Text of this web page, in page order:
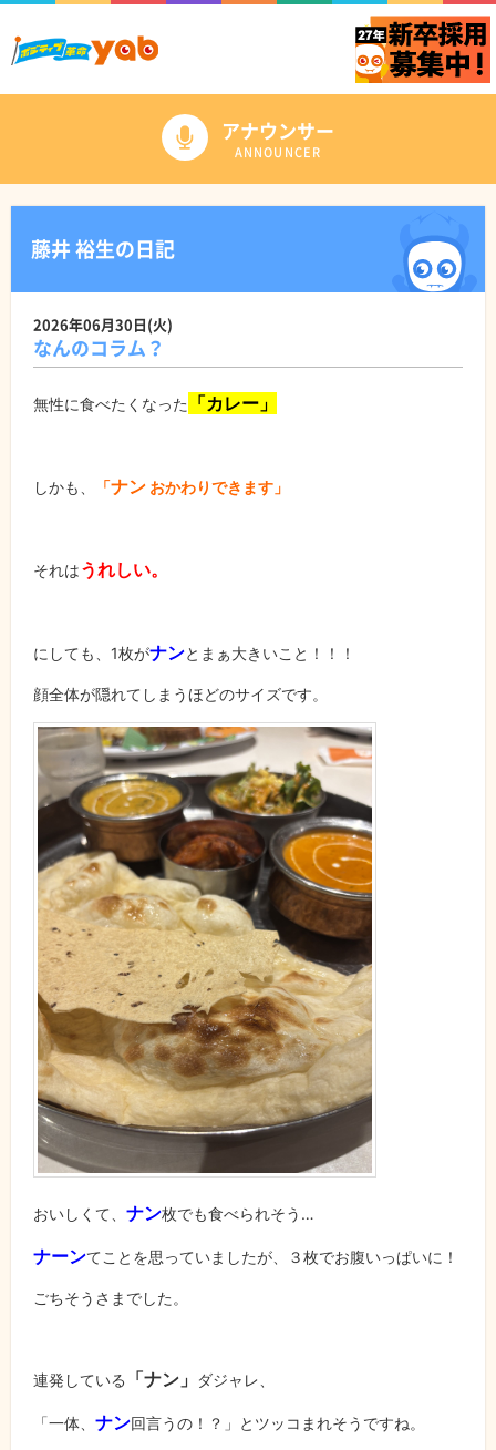
アナウンサー
ANNOUNCER
藤井 裕生の日記
2026年06月30日(火)
なんのコラム？
無性に食べたくなった 「カレー」
しかも、 「ナン おかわりできます」
それはうれしい。
にしても、1枚がナンとまぁ大きいこと！！！
顔全体が隠れてしまうほどのサイズです。
おいしくて、 ナン枚でも食べられそう…
ナーンてことを思っていましたが、３枚でお腹いっぱいに！
ごちそうさまでした。
連発している 「ナン」 ダジャレ、
「一体、 ナン回言うの！？」とツッコまれそうですね。